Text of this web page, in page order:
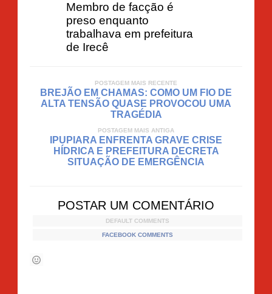
Membro de facção é
preso enquanto
trabalhava em prefeitura
de Irecê
POSTAGEM MAIS RECENTE
BREJÃO EM CHAMAS: COMO UM FIO DE
ALTA TENSÃO QUASE PROVOCOU UMA
TRAGÉDIA
POSTAGEM MAIS ANTIGA
IPUPIARA ENFRENTA GRAVE CRISE
HÍDRICA E PREFEITURA DECRETA
SITUAÇÃO DE EMERGÊNCIA
POSTAR UM COMENTÁRIO
DEFAULT COMMENTS
FACEBOOK COMMENTS